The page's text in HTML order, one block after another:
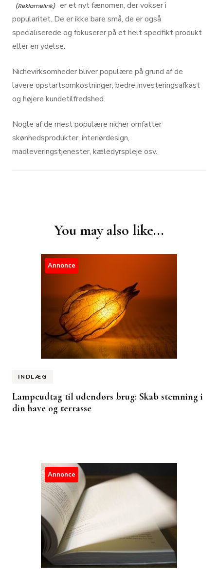
er et nyt fænomen, der vokser i
popularitet. De er ikke bare små, de er også
specialiserede og fokuserer på et helt specifikt produkt
eller en ydelse.
Nichevirksomheder bliver populære på grund af de
lavere opstartsomkostninger, bedre investeringsafkast
og højere kundetilfredshed.
Nogle af de mest populære nicher omfatter
skønhedsprodukter, interiørdesign,
madleveringstjenester, kæledyrspleje osv.
You may also like...
Annonce
INDLÆG
Lampeudtag til udendørs brug: Skab stemning i
din have og terrasse
Annonce